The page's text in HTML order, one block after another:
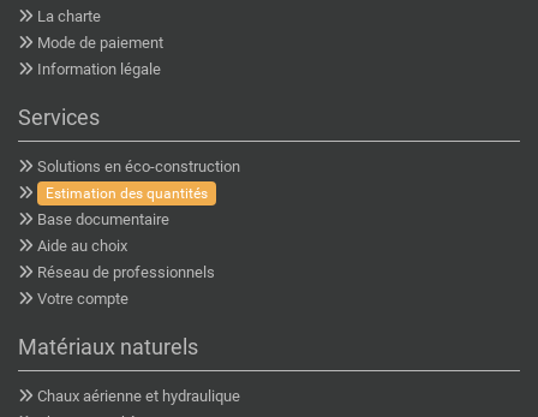
La charte
Mode de paiement
Information légale
Services
Solutions en éco-construction
Estimation des quantités
Base documentaire
Aide au choix
Réseau de professionnels
Votre compte
Matériaux naturels
Chaux aérienne et hydraulique